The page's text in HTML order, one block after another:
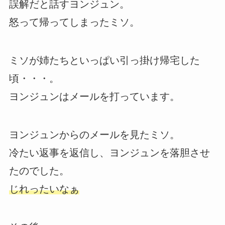
誤解だと話すヨンジュン。
怒って帰ってしまったミソ。
ミソが姉たちといっぱい引っ掛け帰宅した
頃・・・。
ヨンジュンはメールを打っています。
ヨンジュンからのメールを見たミソ。
冷たい返事を返信し、ヨンジュンを落胆させ
たのでした。
じれったいなぁ